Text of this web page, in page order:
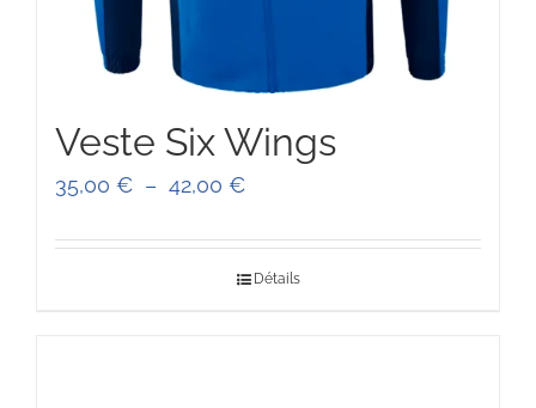
Veste Six Wings
35,00 € – 42,00 €Plage
Détails